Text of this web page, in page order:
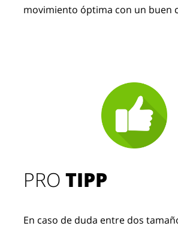
PROTIPP
En caso de duda entre dos
movimiento óptima con un buen